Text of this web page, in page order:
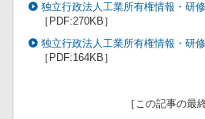
独立行政法人工業所有権情報・研
［PDF:270KB］
独立行政法人工業所有権情報・研
［PDF:164KB］
［この記事の最